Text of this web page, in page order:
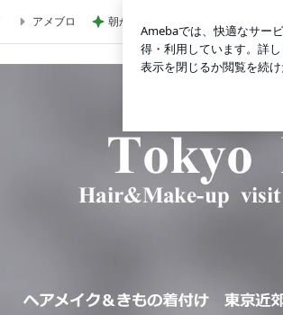
ターキャンペーン | 青山・表参道 ヘア
アメブロ 朝から1人で入った最高の温泉